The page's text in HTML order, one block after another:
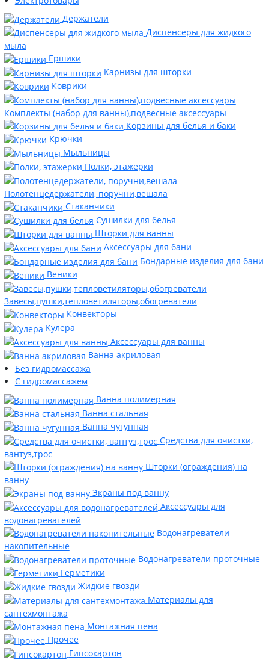
Держатели
Диспенсеры для жидкого
мыла
Ершики
Карнизы для шторки
Коврики
Комплекты (набор для ванны),подвесные аксессуары
Корзины для белья и баки
Крючки
Мыльницы
Полки, этажерки
Полотенцедержатели, поручни,вешала
Стаканчики
Сушилки для белья
Шторки для ванны
Аксессуары для бани
Бондарные изделия для бани
Веники
Завесы,пушки,тепловетиляторы,обогреватели
Конвекторы
Кулера
Аксессуары для ванны
Ванна акриловая
Без гидромассажа
С гидромассажем
Ванна полимерная
Ванна стальная
Ванна чугунная
Средства для очистки,
вантуз,трос
Шторки (ограждения) на
ванну
Экраны под ванну
Аксессуары для
водонагревателей
Водонагреватели
накопительные
Водонагреватели проточные
Герметики
Жидкие гвозди
Материалы для
сантехмонтажа
Монтажная пена
Прочее
Гипсокартон